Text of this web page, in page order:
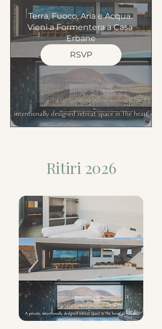
Terra, Fuoco, Aria e Acqua.
Vieni a Formentera a Casa
Erbane
RSVP
Ritiri 2026